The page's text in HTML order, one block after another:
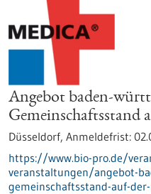
Angebot baden-
Gemeinschaftsstand
Düsseldorf, Anmeldefrist:
https://www.bio-pro.de/
veranstaltungen/angebot-
gemeinschaftsstand-auf-